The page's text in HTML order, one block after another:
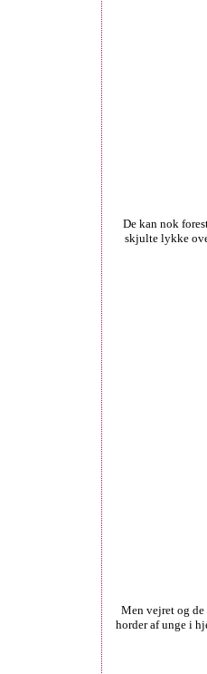
De kan nok
skjulte lykke
Men vejret og
horder af unge i